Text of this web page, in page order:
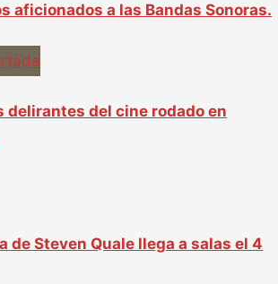
aficionados a las Bandas Sonoras.
delirantes del cine rodado en
de Steven Quale llega a salas el 4